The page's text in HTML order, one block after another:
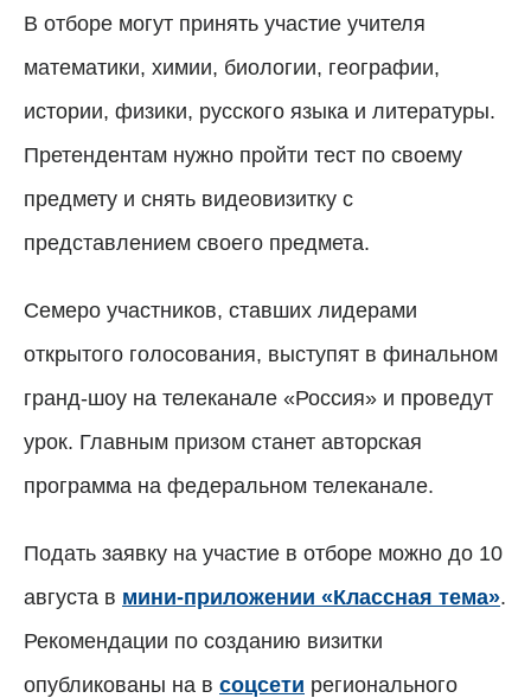
В отборе могут принять участие учителя
математики, химии, биологии, географии,
истории, физики, русского языка и литературы.
Претендентам нужно пройти тест по своему
предмету и снять видеовизитку с
представлением своего предмета.
Семеро участников, ставших лидерами
открытого голосования, выступят в финальном
гранд-шоу на телеканале «Россия» и проведут
урок. Главным призом станет авторская
программа на федеральном телеканале.
Подать заявку на участие в отборе можно до 10
августа в мини-приложении «Классная тема».
Рекомендации по созданию визитки
опубликованы на в соцсети регионального